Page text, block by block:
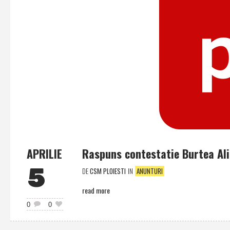
APRILIE
5
0 0
Raspuns contestatie Burtea
DECSM PLOIESTI IN ANUNTURI
read more